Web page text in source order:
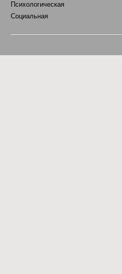
Психологическая
Социальная